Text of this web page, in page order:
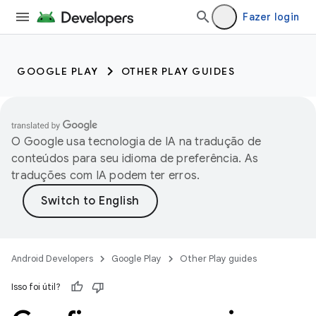
Fazer login
GOOGLE PLAY OTHER PLAY GUIDES
O Google usa tecnologia de IA na tradução de
conteúdos para seu idioma de preferência. As
traduções com IA podem ter erros.
Android Developers Google Play Other Play guides
Isso foi útil?